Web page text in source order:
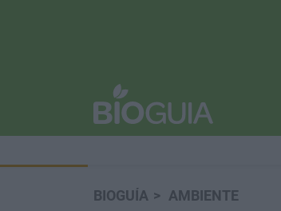
BIOGUÍA AMBIENTE